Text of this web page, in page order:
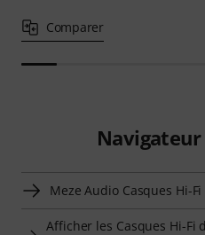
Comparer
Meze Audio Casques Hi-
Afficher les Casques Hi-